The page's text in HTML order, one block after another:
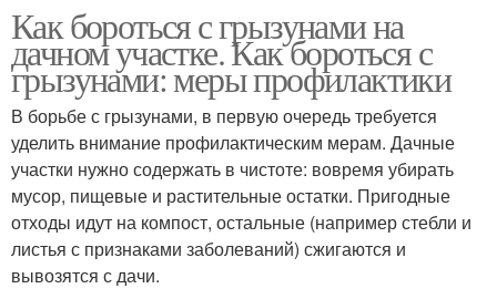
Как бороться с грызунами на
дачном участке. Как бороться с
грызунами: меры профилактики
В борьбе с грызунами, в первую очередь требуется
уделить внимание профилактическим мерам. Дачные
участки нужно содержать в чистоте: вовремя убирать
мусор, пищевые и растительные остатки. Пригодные
отходы идут на компост, остальные (например стебли и
листья с признаками заболеваний) сжигаются и
вывозятся с дачи.